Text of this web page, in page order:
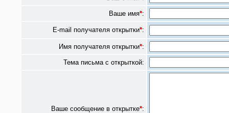
Ваше имя*:
E-mail получателя открытки*:
Имя получателя открытки*:
Тема письма с открыткой:
Ваше сообщение в открытке*: